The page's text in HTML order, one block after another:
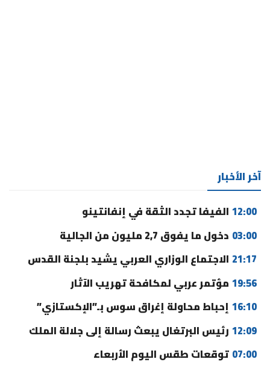
آخر الأخبار
12:00 الفيفا تجدد الثقة في إنفانتينو
03:00 دخول ما يفوق 2,7 مليون من الجالية
21:17 الاجتماع الوزاري العربي يشيد بلجنة القدس
19:56 مؤتمر عربي لمكافحة تهريب الآثار
16:10 إحباط محاولة إغراق سوس بـ”الإكستازي”
12:09 رئيس البرتغال يبعث رسالة إلى جلالة الملك
07:00 توقعات طقس اليوم الأربعاء